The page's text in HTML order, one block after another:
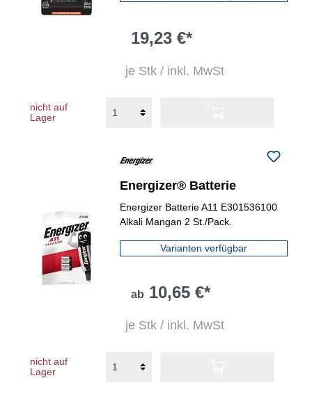
19,23 €*
je Stk / inkl. MwSt
nicht auf
Lager
Energizer® Batterie
Energizer Batterie A11 E301536100
Alkali Mangan 2 St./Pack.
Varianten verfügbar
ab 10,65 €*
je Stk / inkl. MwSt
nicht auf
Lager